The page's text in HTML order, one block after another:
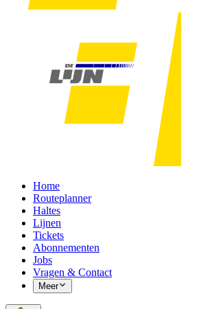
Home
Routeplanner
Haltes
Lijnen
Tickets
Abonnementen
Jobs
Vragen & Contact
Meer